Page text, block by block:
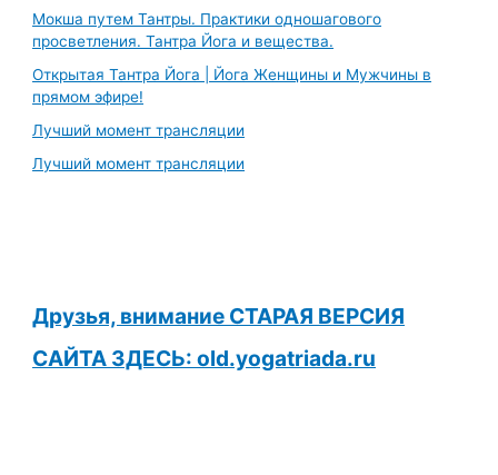
Мокша путем Тантры. Практики одношагового
просветления. Тантра Йога и вещества.
Открытая Тантра Йога | Йога Женщины и Мужчины в
прямом эфире!
Лучший момент трансляции
Лучший момент трансляции
Друзья, внимание СТАРАЯ ВЕРСИЯ
САЙТА ЗДЕСЬ: old.yogatriada.ru